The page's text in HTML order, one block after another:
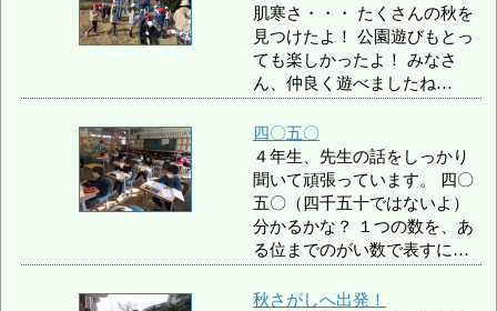
肌寒さ・・・ たくさんの秋を
見つけたよ！ 公園遊びもとっ
ても楽しかったよ！ みなさ
ん、仲良く遊べましたね…
四〇五〇
４年生、先生の話をしっかり
聞いて頑張っています。 四〇
五〇（四千五十ではないよ）
分かるかな？ １つの数を、あ
る位までのがい数で表すに…
秋さがしへ出発！